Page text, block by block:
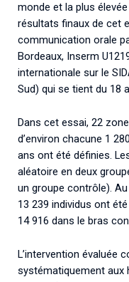
monde et la plus
résultats finaux de cet
communication orale
Bordeaux, Inserm
internationale sur le
Sud) qui se tient du 18
Dans cet essai, 22
d’environ chacune 1
ans ont été définies.
aléatoire en deux
un groupe contrôle).
13 239 individus ont
14 916 dans le bras
L’intervention évaluée
systématiquement aux